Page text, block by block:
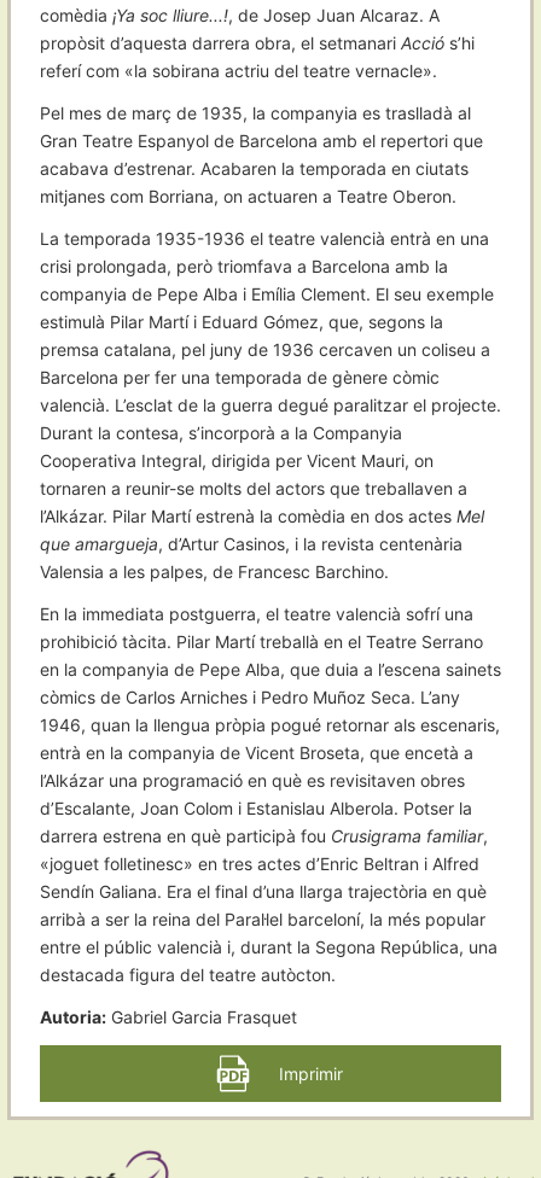
comèdia ¡Ya soc lliure...!, de Josep Juan Alcaraz. A
propòsit d’aquesta darrera obra, el setmanari Acció s’hi
referí com «la sobirana actriu del teatre vernacle».
Pel mes de març de 1935, la companyia es traslladà al
Gran Teatre Espanyol de Barcelona amb el repertori que
acabava d’estrenar. Acabaren la temporada en ciutats
mitjanes com Borriana, on actuaren a Teatre Oberon.
La temporada 1935-1936 el teatre valencià entrà en una
crisi prolongada, però triomfava a Barcelona amb la
companyia de Pepe Alba i Emília Clement. El seu exemple
estimulà Pilar Martí i Eduard Gómez, que, segons la
premsa catalana, pel juny de 1936 cercaven un coliseu a
Barcelona per fer una temporada de gènere còmic
valencià. L’esclat de la guerra degué paralitzar el projecte.
Durant la contesa, s’incorporà a la Companyia
Cooperativa Integral, dirigida per Vicent Mauri, on
tornaren a reunir-se molts del actors que treballaven a
l’Alkázar. Pilar Martí estrenà la comèdia en dos actes Mel
que amargueja, d’Artur Casinos, i la revista centenària
Valensia a les palpes, de Francesc Barchino.
En la immediata postguerra, el teatre valencià sofrí una
prohibició tàcita. Pilar Martí treballà en el Teatre Serrano
en la companyia de Pepe Alba, que duia a l’escena sainets
còmics de Carlos Arniches i Pedro Muñoz Seca. L’any
1946, quan la llengua pròpia pogué retornar als escenaris,
entrà en la companyia de Vicent Broseta, que encetà a
l’Alkázar una programació en què es revisitaven obres
d’Escalante, Joan Colom i Estanislau Alberola. Potser la
darrera estrena en què participà fou Crusigrama familiar,
«joguet folletinesc» en tres actes d’Enric Beltran i Alfred
Sendín Galiana. Era el final d’una llarga trajectòria en què
arribà a ser la reina del Paral·lel barceloní, la més popular
entre el públic valencià i, durant la Segona República, una
destacada figura del teatre autòcton.
Autoria: Gabriel Garcia Frasquet
Imprimir